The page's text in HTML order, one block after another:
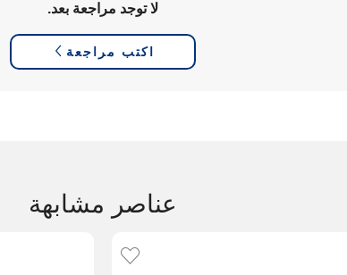
لا توجد مراجعة بعد.
اكتب مراجعة
عناصر مشابهة